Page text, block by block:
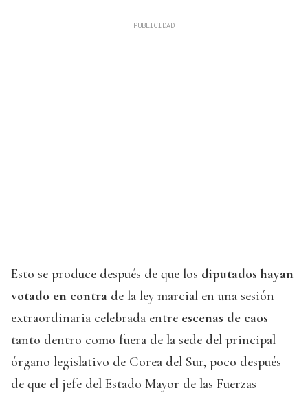
Esto se produce después de que los diputados hayan
votado en contra de la ley marcial en una sesión
extraordinaria celebrada entre escenas de caos
tanto dentro como fuera de la sede del principal
órgano legislativo de Corea del Sur, poco después
de que el jefe del Estado Mayor de las Fuerzas